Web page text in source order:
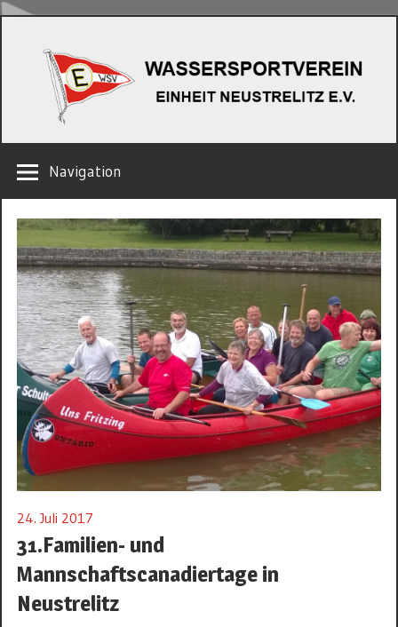
springen
NEUSTRELITZ
E.V.
Navigation
24. Juli 2017
31.Familien- und
Mannschaftscanadiertage in
Neustrelitz